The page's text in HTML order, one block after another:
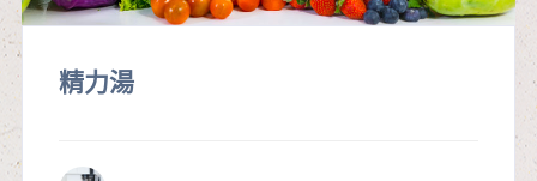
精力湯